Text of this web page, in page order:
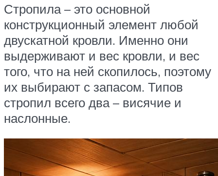
Стропила – это основной
конструкционный элемент любой
двускатной кровли. Именно они
выдерживают и вес кровли, и вес
того, что на ней скопилось, поэтому
их выбирают с запасом. Типов
стропил всего два – висячие и
наслонные.